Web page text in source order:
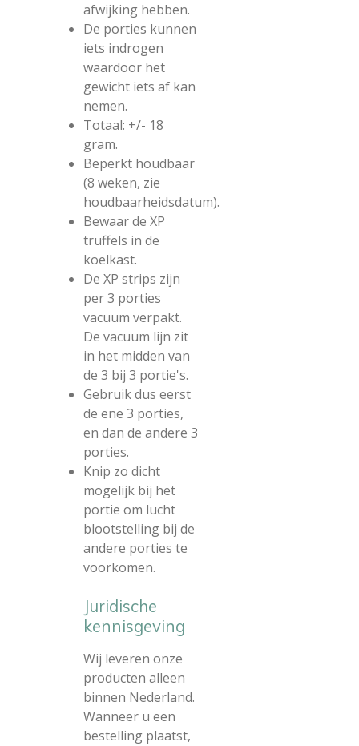
afwijking hebben.
De porties kunnen
iets indrogen
waardoor het
gewicht iets af kan
nemen.
Totaal: +/- 18
gram.
Beperkt houdbaar
(8 weken, zie
houdbaarheidsdatum).
Bewaar de XP
truffels in de
koelkast.
De XP strips zijn
per 3 porties
vacuum verpakt.
De vacuum lijn zit
in het midden van
de 3 bij 3 portie's.
Gebruik dus eerst
de ene 3 porties,
en dan de andere 3
porties.
Knip zo dicht
mogelijk bij het
portie om lucht
blootstelling bij de
andere porties te
voorkomen.
Juridische
kennisgeving
Wij leveren onze
producten alleen
binnen Nederland.
Wanneer u een
bestelling plaatst,